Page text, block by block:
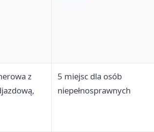
z
5 miejsc dla osób
niepełnosprawnych